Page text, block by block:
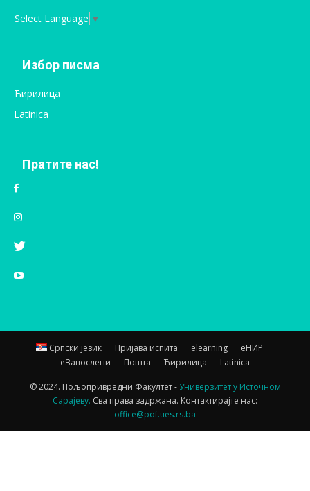
Select Language ▼
Избор писма
Ћирилица
Latinica
Пратите нас!
Српски језик Пријава испита elearning
еНИР
еЗапослени
Пошта Ћирилица Latinica
© 2024. Пољопривредни Факултет -Универзитет у Источном
Сарајеву. Сва права задржана. Контактирајте нас:
office@pof.ues.rs.ba